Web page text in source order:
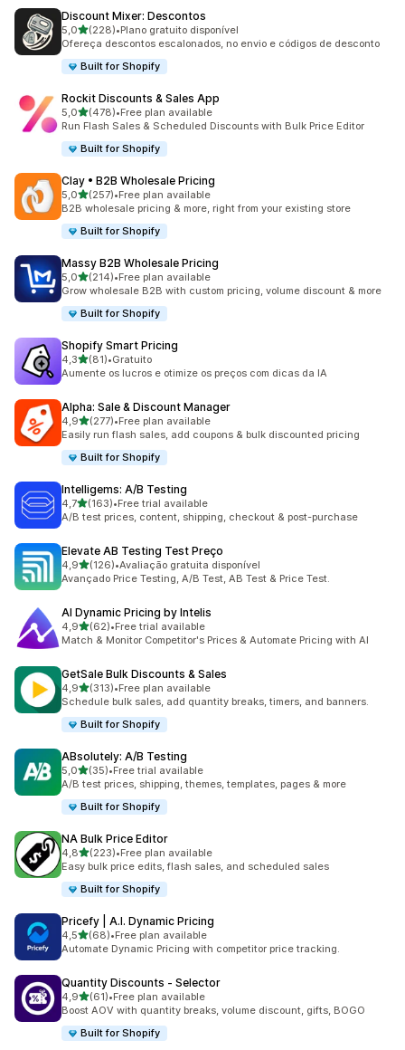
Discount Mixer: Descontos
5,0de 5 estrelas
(228)
228 total de avaliações
•Plano gratuito disponível
Ofereça descontos escalonados, no envio e códigos de desconto
Built for Shopify
Rockit Discounts & Sales App
5,0de 5 estrelas
(478)
478 total de avaliações
•Free plan available
Run Flash Sales & Scheduled Discounts with Bulk Price Editor
Built for Shopify
Clay • B2B Wholesale Pricing
5,0de 5 estrelas
(257)
257 total de avaliações
•Free plan available
B2B wholesale pricing & more, right from your existing store
Built for Shopify
Massy B2B Wholesale Pricing
5,0de 5 estrelas
(214)
214 total de avaliações
•Free plan available
Grow wholesale B2B with custom pricing, volume discount & more
Built for Shopify
Shopify Smart Pricing
4,3de 5 estrelas
(81)
81 total de avaliações
•Gratuito
Aumente os lucros e otimize os preços com dicas da IA
Alpha: Sale & Discount Manager
4,9de 5 estrelas
(277)
277 total de avaliações
•Free plan available
Easily run flash sales, add coupons & bulk discounted pricing
Built for Shopify
Intelligems: A/B Testing
4,7de 5 estrelas
(163)
163 total de avaliações
•Free trial available
A/B test prices, content, shipping, checkout & post-purchase
Elevate AB Testing Test Preço
4,9de 5 estrelas
(126)
126 total de avaliações
•Avaliação gratuita disponível
Avançado Price Testing, A/B Test, AB Test & Price Test.
AI Dynamic Pricing by Intelis
4,9de 5 estrelas
(62)
62 total de avaliações
•Free trial available
Match & Monitor Competitor's Prices & Automate Pricing with AI
GetSale Bulk Discounts & Sales
4,9de 5 estrelas
(313)
313 total de avaliações
•Free plan available
Schedule bulk sales, add quantity breaks, timers, and banners.
Built for Shopify
ABsolutely: A/B Testing
5,0de 5 estrelas
(35)
35 total de avaliações
•Free trial available
A/B test prices, shipping, themes, templates, pages & more
Built for Shopify
NA Bulk Price Editor
4,8de 5 estrelas
(223)
223 total de avaliações
•Free plan available
Easy bulk price edits, flash sales, and scheduled sales
Built for Shopify
Pricefy | A.I. Dynamic Pricing
4,5de 5 estrelas
(68)
68 total de avaliações
•Free plan available
Automate Dynamic Pricing with competitor price tracking.
Quantity Discounts ‑ Selector
4,9de 5 estrelas
(61)
61 total de avaliações
•Free plan available
Boost AOV with quantity breaks, volume discount, gifts, BOGO
Built for Shopify